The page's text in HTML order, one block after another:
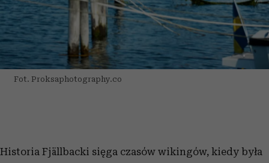
Fot. Proksaphotography.co
Historia Fjällbacki sięga czasów wikingów, kiedy była